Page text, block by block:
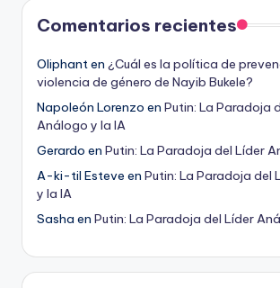
Comentarios recientes
Oliphanten ¿Cuál es la política de
violencia de género de Nayib Bukele?
Napoleón Lorenzo en Putin: La Paradoja
Análogo y la IA
Gerardo en Putin: La Paradoja del Líder
A-ki-til Esteve en Putin: La Paradoja del
y la IA
Sasha en Putin: La Paradoja del Líder